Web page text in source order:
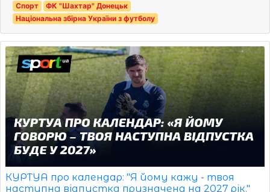
Спорт
ФК "Шахтар" Донецьк
Національна збірна України з футболу
КУРТУА про календар: "Я йому кажу - твоя
наступна відпустка призначена на 2027 рік."